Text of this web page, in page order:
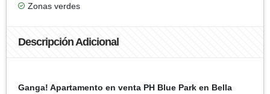
Zonas verdes
Descripción Adicional
Ganga! Apartamento en venta PH Blue Park en Bella